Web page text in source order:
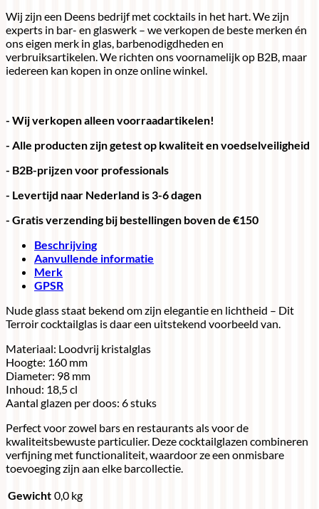
Wij zijn een Deens bedrijf met cocktails in het hart. We zijn
experts in bar- en glaswerk – we verkopen de beste merken én
ons eigen merk in glas, barbenodigdheden en
verbruiksartikelen. We richten ons voornamelijk op B2B, maar
iedereen kan kopen in onze online winkel.
- Wij verkopen alleen voorraadartikelen!
- Alle producten zijn getest op kwaliteit en voedselveiligheid
- B2B-prijzen voor professionals
- Levertijd naar Nederland is 3-6 dagen
- Gratis verzending bij bestellingen boven de €150
Beschrijving
Aanvullende informatie
Merk
GPSR
Nude glass staat bekend om zijn elegantie en lichtheid – Dit
Terroir cocktailglas is daar een uitstekend voorbeeld van.
Materiaal: Loodvrij kristalglas
Hoogte: 160 mm
Diameter: 98 mm
Inhoud: 18,5 cl
Aantal glazen per doos: 6 stuks
Perfect voor zowel bars en restaurants als voor de
kwaliteitsbewuste particulier. Deze cocktailglazen combineren
verfijning met functionaliteit, waardoor ze een onmisbare
toevoeging zijn aan elke barcollectie.
Gewicht 0,0 kg